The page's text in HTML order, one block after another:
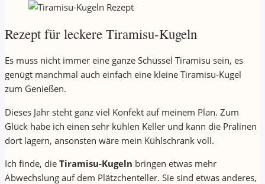
Rezept für leckere Tiramisu-Kugeln
Es muss nicht immer eine ganze Schüssel Tiramisu sein, es
genügt manchmal auch einfach eine kleine Tiramisu-Kugel
zum Genießen.
Dieses Jahr steht ganz viel Konfekt auf meinem Plan. Zum
Glück habe ich einen sehr kühlen Keller und kann die Pralinen
dort lagern, ansonsten wäre mein Kühlschrank voll.
Ich finde, die Tiramisu-Kugeln bringen etwas mehr
Abwechslung auf dem Plätzchenteller. Sie sind etwas anderes,